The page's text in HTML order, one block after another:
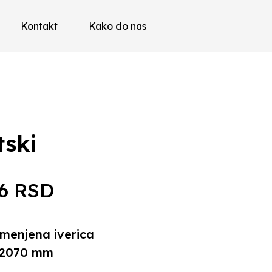
Kontakt Kako do nas
RSD
mm
iverica